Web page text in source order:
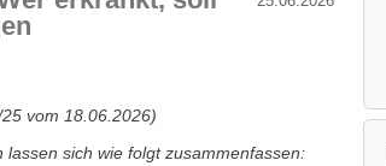
vom 18.06.2026)
sich wie folgt zusammenfassen: